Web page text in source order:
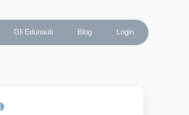
Gli Edunauti Blog Login